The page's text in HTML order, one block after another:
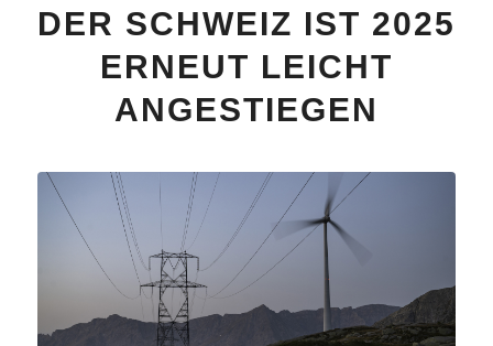
DER SCHWEIZ IST 2025
ERNEUT LEICHT
ANGESTIEGEN